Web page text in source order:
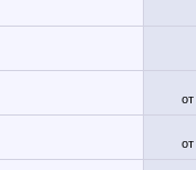
от
от